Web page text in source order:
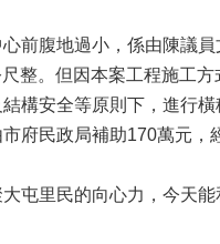
前腹地過小，係由陳議
整。但因本案工程施工
構安全等原則下，進行橫
府民政局補助170萬元，
屯里民的向心力，今天